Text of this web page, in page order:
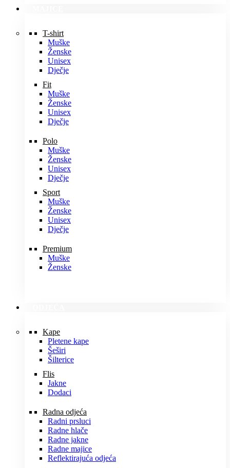
T-shirt
Muške
Ženske
Unisex
Dječje
Fit
Muške
Ženske
Unisex
Dječje
Polo
Muške
Ženske
Unisex
Dječje
Sport
Muške
Ženske
Unisex
Dječje
Premium
Muške
Ženske
Kape
Pletene kape
Šeširi
Šilterice
Flis
Jakne
Dodaci
Radna odjeća
Radni prsluci
Radne hlače
Radne jakne
Radne majice
Reflektirajuća odjeća